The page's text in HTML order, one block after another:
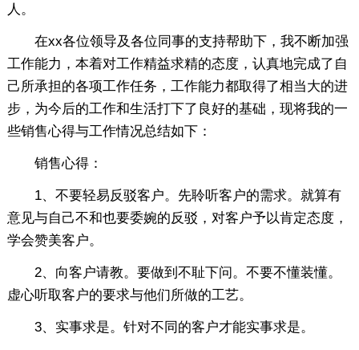
人。
在xx各位领导及各位同事的支持帮助下，我不断加强
工作能力，本着对工作精益求精的态度，认真地完成了自
己所承担的各项工作任务，工作能力都取得了相当大的进
步，为今后的工作和生活打下了良好的基础，现将我的一
些销售心得与工作情况总结如下：
销售心得：
1、不要轻易反驳客户。先聆听客户的需求。就算有
意见与自己不和也要委婉的反驳，对客户予以肯定态度，
学会赞美客户。
2、向客户请教。要做到不耻下问。不要不懂装懂。
虚心听取客户的要求与他们所做的工艺。
3、实事求是。针对不同的客户才能实事求是。